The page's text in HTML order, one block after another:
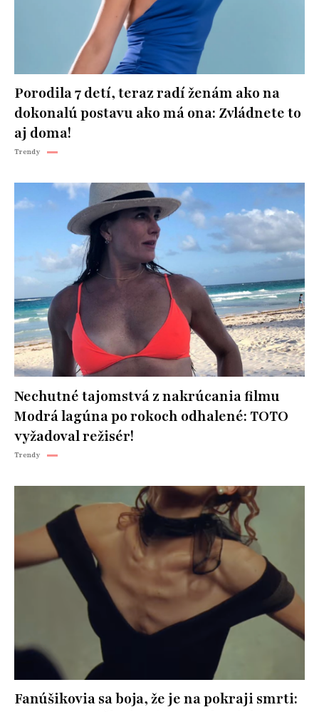
Porodila 7 detí, teraz radí ženám ako na
dokonalú postavu ako má ona: Zvládnete to
aj doma!
Trendy
Nechutné tajomstvá z nakrúcania filmu
Modrá lagúna po rokoch odhalené: TOTO
vyžadoval režisér!
Trendy
Fanúšikovia sa boja, že je na pokraji smrti: